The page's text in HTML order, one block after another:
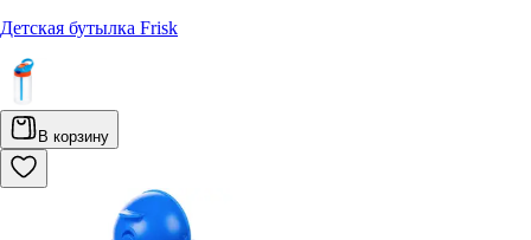
Детская бутылка Frisk
В корзину